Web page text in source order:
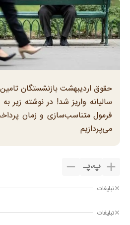
حقوق اردیبهشت بازنشستگان
سالیانه واریز شد! در نوشته زیر
فرمول متناسب‌سازی و زمان
می‌پردازیم
پ،پـ
تبلیغات
تبلیغات